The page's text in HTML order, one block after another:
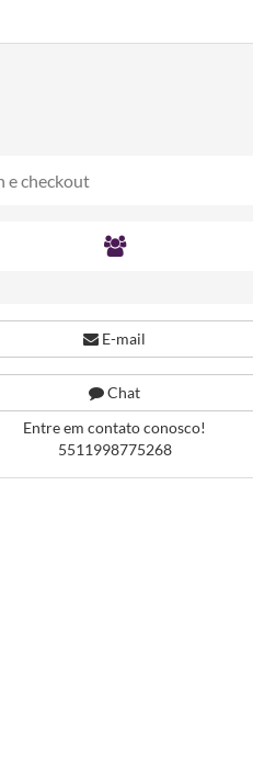
E-mail
Chat
Entre em contato conosco!
5511998775268